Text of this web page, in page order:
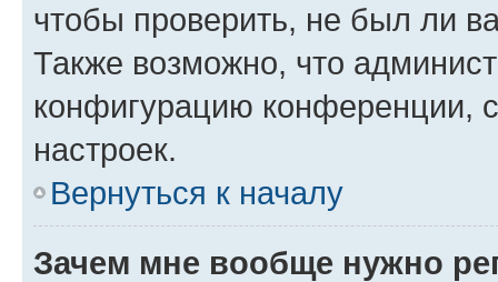
чтобы проверить, не был ли
Также возможно, что
конфигурацию конференции,
настроек.
Вернуться к началу
Зачем мне вообще нужно